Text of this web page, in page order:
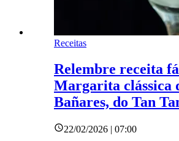
Receitas
Relembre receita
Margarita clássica
Bañares, do Tan
22/02/2026 | 07:00